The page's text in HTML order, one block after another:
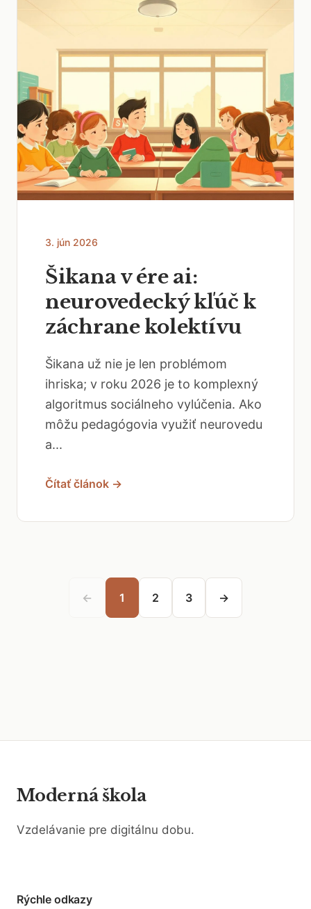
3. jún 2026
Šikana v ére ai:
neurovedecký kľúč k
záchrane kolektívu
Šikana už nie je len problémom
ihriska; v roku 2026 je to komplexný
algoritmus sociálneho vylúčenia. Ako
môžu pedagógovia využiť neurovedu
a...
Čítať článok →
← 1 2 3 →
Moderná škola
Vzdelávanie pre digitálnu dobu.
Rýchle odkazy